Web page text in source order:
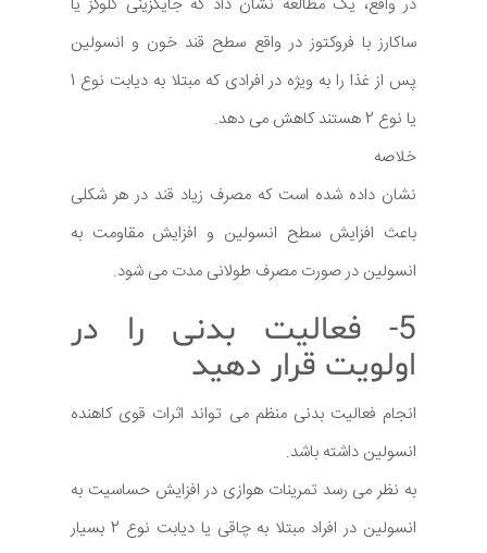
ساکارز با فروکتوز در واقع سطح قند خون و انسولین
پس از غذا را به ویژه در افرادی که مبتلا به دیابت نوع 1
یا نوع 2 هستند کاهش می دهد.
خلاصه
نشان داده شده است که مصرف زیاد قند در هر شکلی
باعث افزایش سطح انسولین و افزایش مقاومت به
انسولین در صورت مصرف طولانی مدت می شود.
5- فعالیت بدنی را در
اولویت قرار دهید
انجام فعالیت بدنی منظم می تواند اثرات قوی کاهنده
انسولین داشته باشد.
به نظر می رسد تمرینات هوازی در افزایش حساسیت به
انسولین در افراد مبتلا به چاقی یا دیابت نوع 2 بسیار